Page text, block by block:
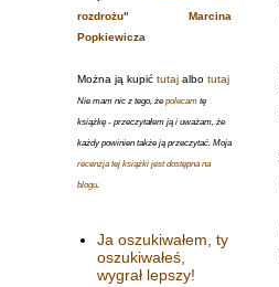
rozdrożu" Marcina
Popkiewicza
Można ją kupić tutaj albo tutaj
Nie mam nic z tego, żepolecam tę
książkę - przeczytałem ją i uważam, że
każdy powinien także ją przeczytać. Moja
recenzja tej książki jest dostępna na
blogu.
Ja oszukiwałem, ty
oszukiwałeś,
wygrał lepszy!